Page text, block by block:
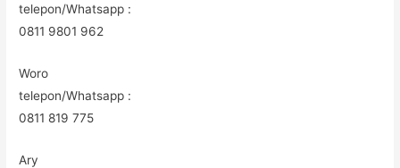
telepon/Whatsapp :
0811 9801 962
Woro
telepon/Whatsapp :
0811 819 775
Ary